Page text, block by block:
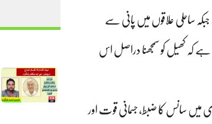
ساحلی علاقوں میں پانی سے
کہ کھیل کو سمجھنا دراصل اس
میں سانس کا ضبط، جسمانی قوت اور